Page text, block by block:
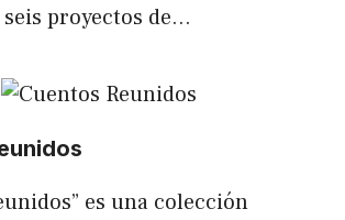
proyectos de…
es una colección